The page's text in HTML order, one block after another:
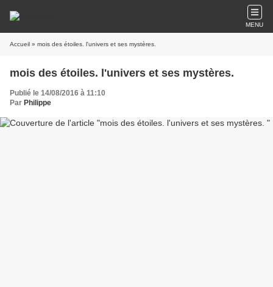
MENU
Accueil » mois des étoiles. l'univers et ses mystères.
mois des étoiles. l'univers et ses mystères.
Publié le 14/08/2016 à 11:10
Par Philippe